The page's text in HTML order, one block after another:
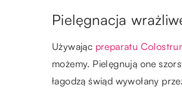
Pielęgnacja
Używając preparatu
możemy. Pielęgnują one
łagodzą świąd wywołany